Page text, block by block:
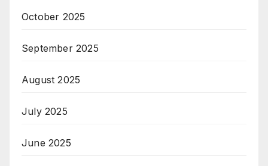
October 2025
September 2025
August 2025
July 2025
June 2025